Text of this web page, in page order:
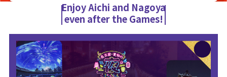
Enjoy Aichi and Nagoya
even after the Games!